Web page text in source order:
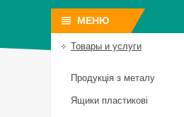
Товары и услуги
Продукція з металу
Ящики пластикові